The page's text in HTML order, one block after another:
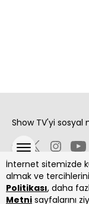
İnternet sitemizde
almak ve
Politikası, daha
Metni sayfalarını
Show TV'yi